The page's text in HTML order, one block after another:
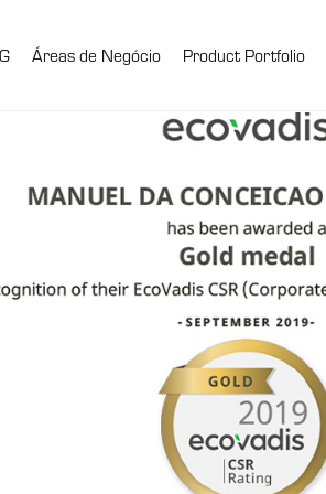
Áreas de Negócio Product Portfolio